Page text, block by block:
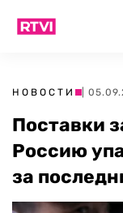
НОВОСТИ |
Поставки
Россию
за